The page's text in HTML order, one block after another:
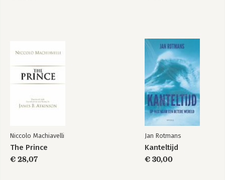
Niccolo Machiavelli
The Prince
€ 28,07
Jan Rotmans
Kanteltijd
€ 30,00